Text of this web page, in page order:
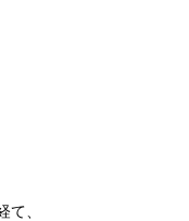
、